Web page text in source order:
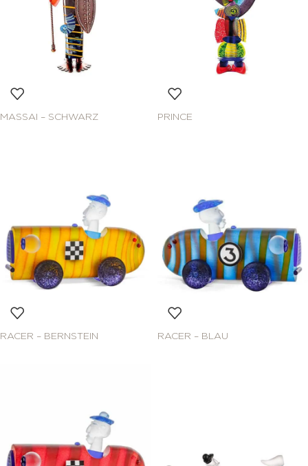
MASSAI – SCHWARZ PRINCE
RACER – BERNSTEIN RACER – BLAU